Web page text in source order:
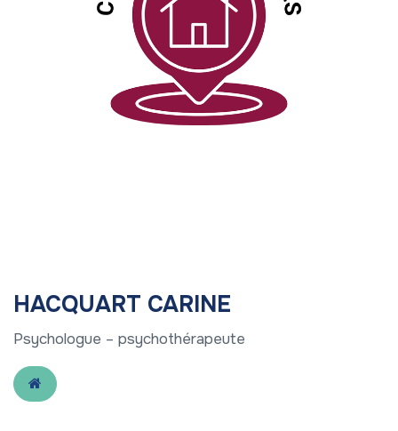
HACQUART CARINE
Psychologue – psychothérapeute